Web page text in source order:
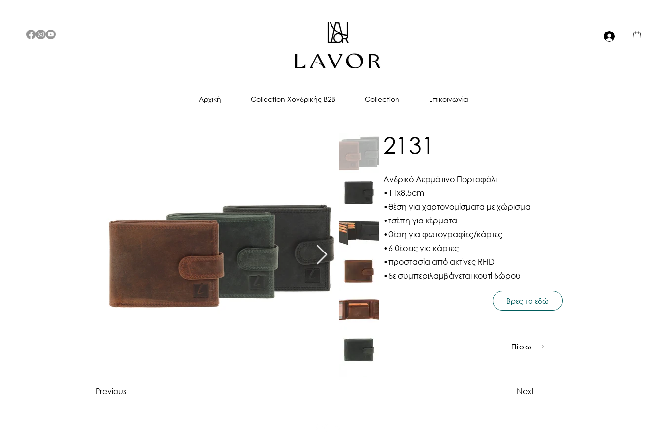
Είσοδος
Αρχική Collection Χονδρικής B2B Collection Επικοινωνία
Previous
2131
Ανδρικό Δερμάτινο Πορτοφόλι
•11x8,5cm
•θέση για χαρτονομίσματα με χώρισμα
•τσέπη για κέρματα
•θέση για φωτογραφίες/κάρτες
•6 θέσεις για κάρτες
•προστασία από ακτίνες RFID
•δε συμπεριλαμβάνεται κουτί δώρου
Βρες το εδώ
Πίσω
Next